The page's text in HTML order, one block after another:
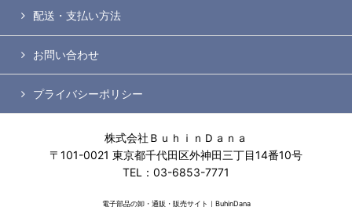
配送・支払い方法
お問い合わせ
プライバシーポリシー
株式会社ＢｕｈｉｎＤａｎａ
〒101-0021 東京都千代田区外神田三丁目14番10号
TEL：03-6853-7771
電子部品の卸・通販・販売サイト｜BuhinDana